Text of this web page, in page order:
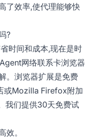
了效率,使代理能够快
?
时间和成本,现在是时
网络联系卡浏览器
。浏览器扩展是免费
或Mozilla Firefox附加
我们提供30天免费试
效。